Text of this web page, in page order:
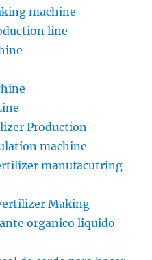
machine
line
Production
machine
manufacutring
Making
organico liquido